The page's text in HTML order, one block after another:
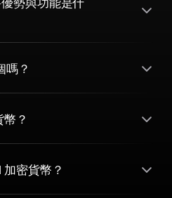
嗎？
？
密貨幣？